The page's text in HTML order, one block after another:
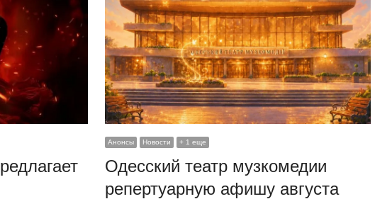
Анонсы Новости + 1 еще
Одесский театр музкомедии
репертуарную афишу августа